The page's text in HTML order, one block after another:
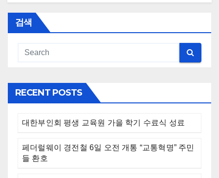
검색
RECENT POSTS
대한부인회 평생 교육원 가을 학기 수료식 성료
페더럴웨이 경전철 6일 오전 개통 “교통혁명” 주민
들 환호